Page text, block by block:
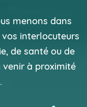
menons dans
interlocuteurs
de santé ou de
venir à proximité